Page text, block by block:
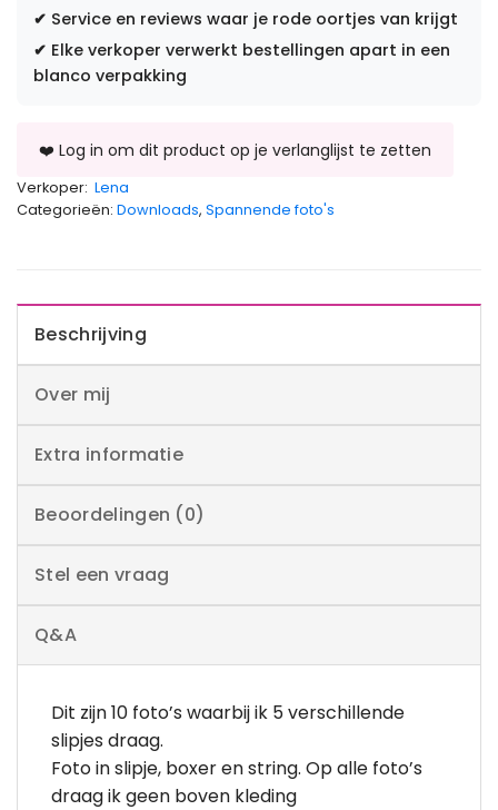
✔ Service en reviews waar je rode oortjes van krijgt
✔ Elke verkoper verwerkt bestellingen apart in een
blanco verpakking
Verkoper: Lena
Categorieën: Downloads, Spannende foto's
Beschrijving
Over mij
Extra informatie
Beoordelingen (0)
Stel een vraag
Q&A
Dit zijn 10 foto’s waarbij ik 5 verschillende
slipjes draag.
Foto in slipje, boxer en string. Op alle foto’s
draag ik geen boven kleding